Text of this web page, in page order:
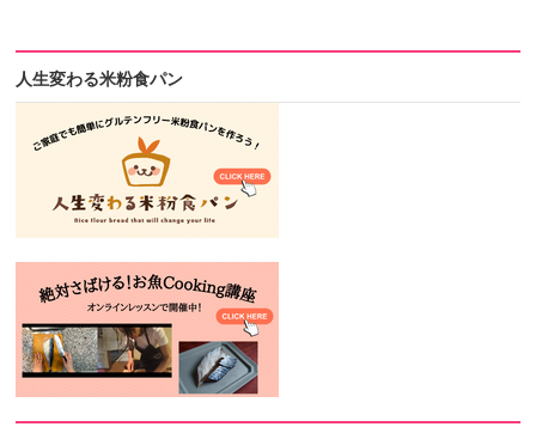
人生変わる米粉食パン